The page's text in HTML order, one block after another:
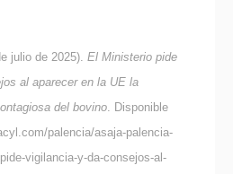
julio de 2025). El Ministerio pide
al aparecer en la UE la
del bovino. Disponible
palencia/asaja-palencia-
vigilancia-y-da-consejos-al-